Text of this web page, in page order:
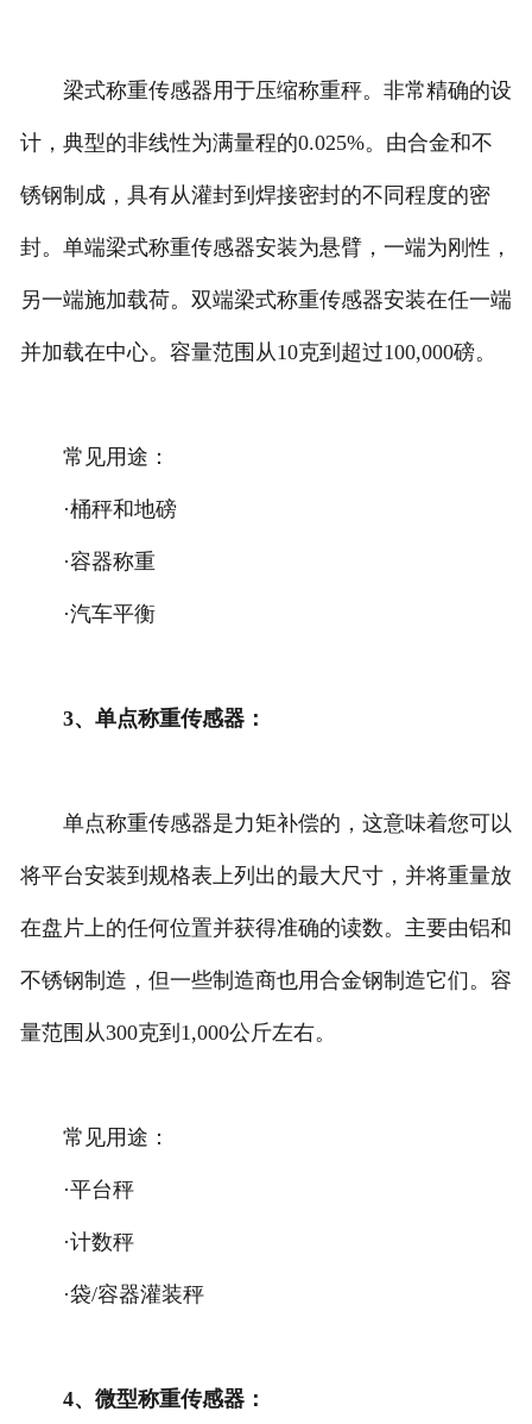
梁式称重传感器用于压缩称重秤。非常精确的设
计，典型的非线性为满量程的0.025%。由合金和不
锈钢制成，具有从灌封到焊接密封的不同程度的密
封。单端梁式称重传感器安装为悬臂，一端为刚性，
另一端施加载荷。双端梁式称重传感器安装在任一端
并加载在中心。容量范围从10克到超过100,000磅。
常见用途：
·桶秤和地磅
·容器称重
·汽车平衡
3、单点称重传感器：
单点称重传感器是力矩补偿的，这意味着您可以
将平台安装到规格表上列出的最大尺寸，并将重量放
在盘片上的任何位置并获得准确的读数。主要由铝和
不锈钢制造，但一些制造商也用合金钢制造它们。容
量范围从300克到1,000公斤左右。
常见用途：
·平台秤
·计数秤
·袋/容器灌装秤
4、微型称重传感器：